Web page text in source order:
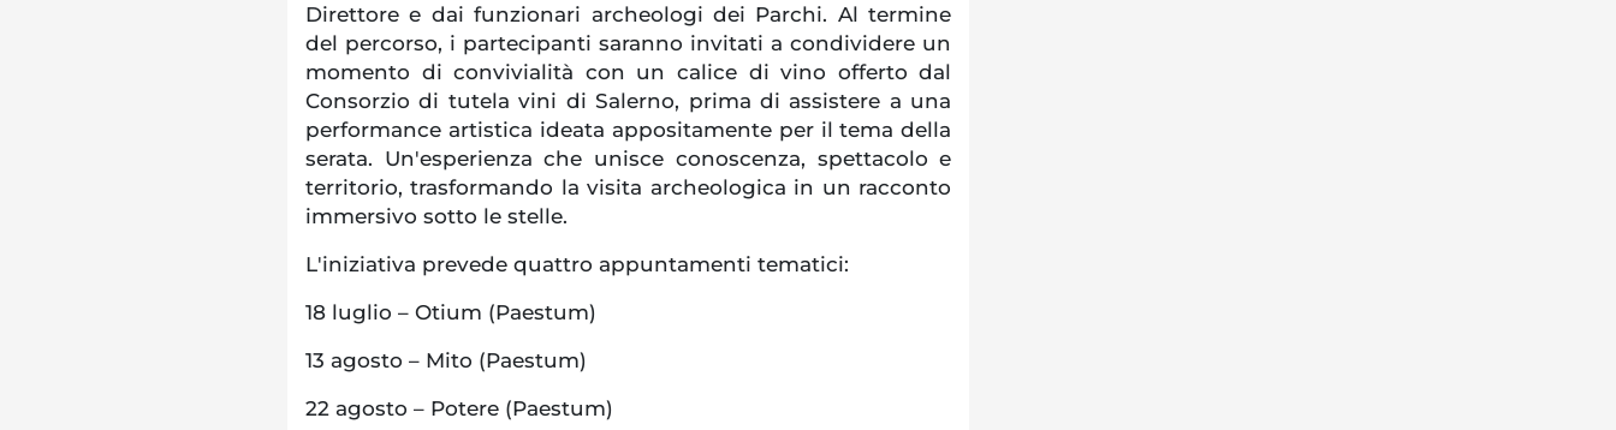
Direttore e dai funzionari archeologi dei Parchi. Al termine
del percorso, i partecipanti saranno invitati a condividere un
momento di convivialità con un calice di vino offerto dal
Consorzio di tutela vini di Salerno, prima di assistere a una
performance artistica ideata appositamente per il tema della
serata. Un'esperienza che unisce conoscenza, spettacolo e
territorio, trasformando la visita archeologica in un racconto
immersivo sotto le stelle.
L'iniziativa prevede quattro appuntamenti tematici:
18 luglio – Otium (Paestum)
13 agosto – Mito (Paestum)
22 agosto – Potere (Paestum)